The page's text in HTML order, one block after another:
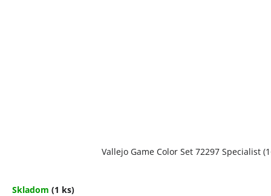
Vallejo Game Color Set 72297 Specialist
Skladom (1 ks)